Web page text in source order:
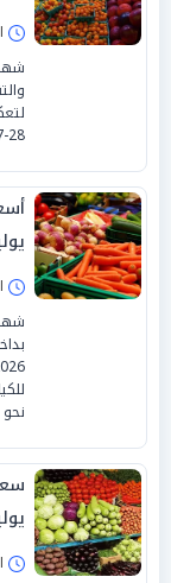
28-7-2026.
نحو 20 جنيهًا.